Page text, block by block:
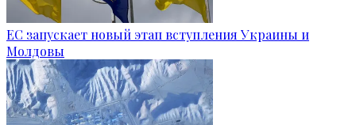
ЕС запускает новый этап вступления Украины и
Молдовы